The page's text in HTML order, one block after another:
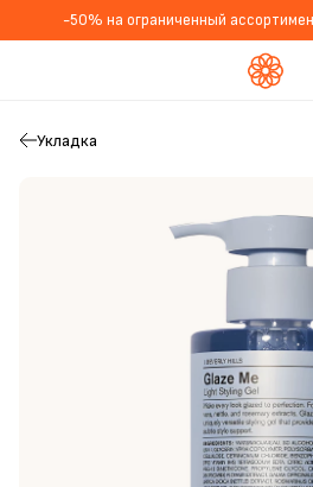
-50% на ограниченный
Укладка